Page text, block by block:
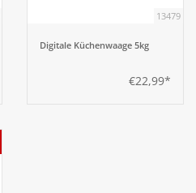
13479
Digitale Küchenwaage 5kg
€22,99*